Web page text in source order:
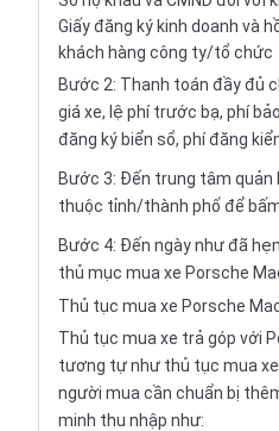
Giấy đăng ký kinh doanh và
khách hàng công ty/tổ chức
Bước 2: Thanh toán đầy đủ
giá xe, lệ phí trước bạ, phí
đăng ký biển sổ, phí đăng
Bước 3: Đến trung tâm quản
thuộc tỉnh/thành phố để
Bước 4: Đến ngày như đã
thủ mục mua xe Porsche
Thủ tục mua xe Porsche
Thủ tục mua xe trả góp với
tương tự như thủ tục mua
người mua cần chuẩn bị
minh thu nhập như: